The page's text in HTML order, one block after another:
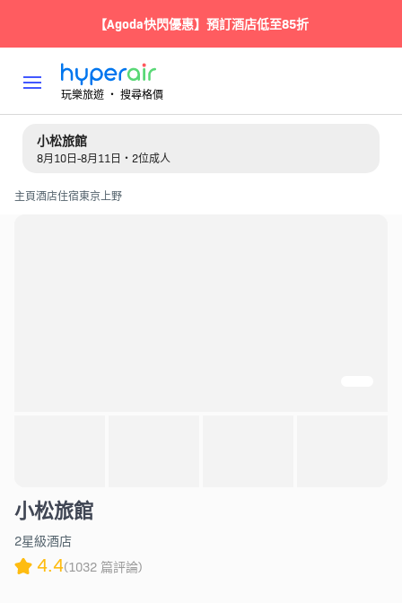
【Agoda快閃優惠】預訂酒店低至85折
玩樂旅遊 ‧ 搜尋格價
小松旅館
8月10日-8月11日・2位成人
主頁酒店住宿東京上野
小松旅館
2星級酒店
4.4(1032 篇評論)